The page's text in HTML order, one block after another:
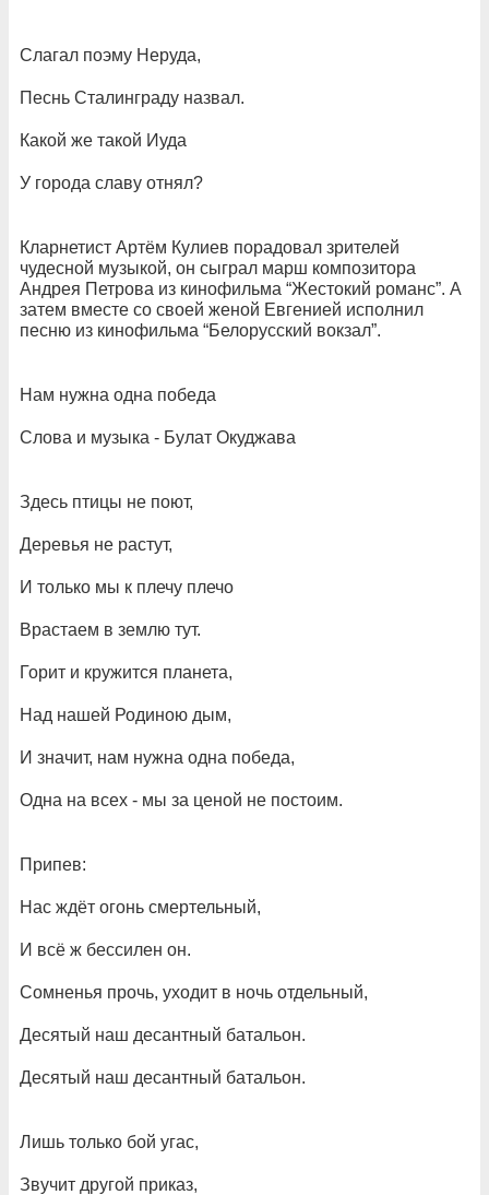
Слагал поэму Неруда,
Песнь Сталинграду назвал.
Какой же такой Иуда
У города славу отнял?
Кларнетист Артём Кулиев порадовал зрителей
чудесной музыкой, он сыграл марш композитора
Андрея Петрова из кинофильма “Жестокий романс”. А
затем вместе со своей женой Евгенией исполнил
песню из кинофильма “Белорусский вокзал”.
Нам нужна одна победа
Слова и музыка - Булат Окуджава
Здесь птицы не поют,
Деревья не растут,
И только мы к плечу плечо
Врастаем в землю тут.
Горит и кружится планета,
Над нашей Родиною дым,
И значит, нам нужна одна победа,
Одна на всех - мы за ценой не постоим.
Припев:
Нас ждёт огонь смертельный,
И всё ж бессилен он.
Сомненья прочь, уходит в ночь отдельный,
Десятый наш десантный батальон.
Десятый наш десантный батальон.
Лишь только бой угас,
Звучит другой приказ,